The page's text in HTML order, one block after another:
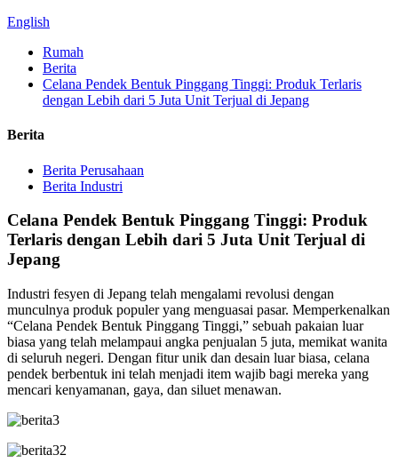
English
Rumah
Berita
Celana Pendek Bentuk Pinggang Tinggi: Produk Terlaris
dengan Lebih dari 5 Juta Unit Terjual di Jepang
Berita
Berita Perusahaan
Berita Industri
Celana Pendek Bentuk Pinggang Tinggi: Produk
Terlaris dengan Lebih dari 5 Juta Unit Terjual di
Jepang
Industri fesyen di Jepang telah mengalami revolusi dengan
munculnya produk populer yang menguasai pasar. Memperkenalkan
“Celana Pendek Bentuk Pinggang Tinggi,” sebuah pakaian luar
biasa yang telah melampaui angka penjualan 5 juta, memikat wanita
di seluruh negeri. Dengan fitur unik dan desain luar biasa, celana
pendek berbentuk ini telah menjadi item wajib bagi mereka yang
mencari kenyamanan, gaya, dan siluet menawan.